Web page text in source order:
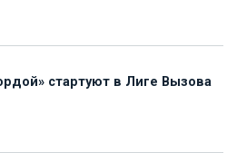
стартуют в Лиге Вызова